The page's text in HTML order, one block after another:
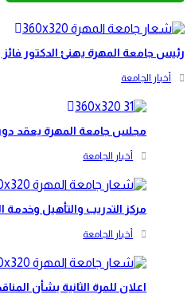
رئيس جامعة المهرة يهنئ الدكتور
أخبار الجامعة
مجلس جامعة المهرة يعقد دورته الاعتيادية
أخبار الجامعة
مركز التدريب والتأهيل
أخبار الجامعة
اعلان للمرة الثانية بشأن المناقصة